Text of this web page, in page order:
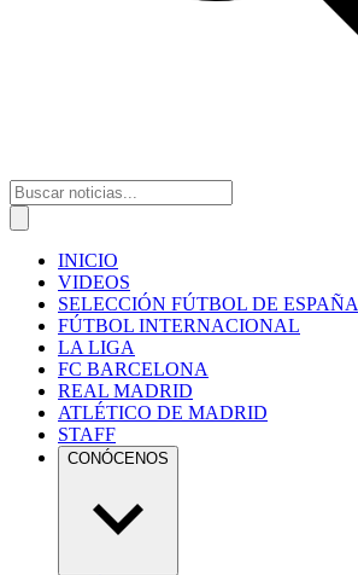
INICIO
VIDEOS
SELECCIÓN FÚTBOL DE ESPAÑA
FÚTBOL INTERNACIONAL
LA LIGA
FC BARCELONA
REAL MADRID
ATLÉTICO DE MADRID
STAFF
CONÓCENOS